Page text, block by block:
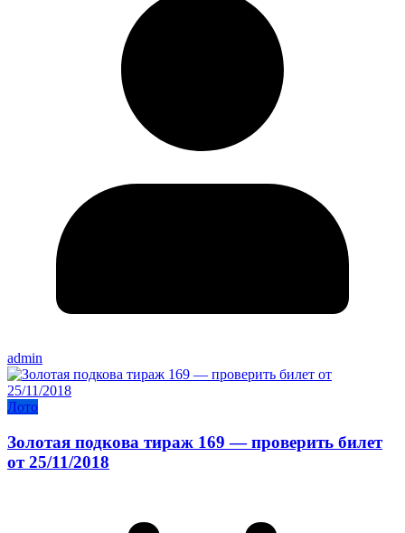
admin
Лото
Золотая подкова тираж 169 — проверить билет
от 25/11/2018